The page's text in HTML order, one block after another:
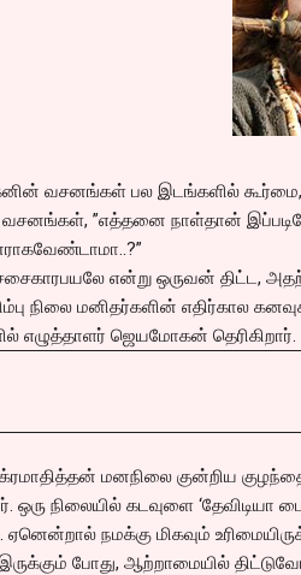
வசனங்கள் பல இடங்களில் கூர்மை,
”எத்தனை நாள்தான் இப்படியே
என்று ஒருவன் திட்ட,
நிலை மனிதர்களின் எதிர்கால
எழுத்தாளர் ஜெயமோகன் தெரிகிறார்.
மனநிலை குன்றிய
ஒரு நிலையில் கடவுளை
ஏனென்றால் நமக்கு மிகவும்
போது, ஆற்றாமையில்